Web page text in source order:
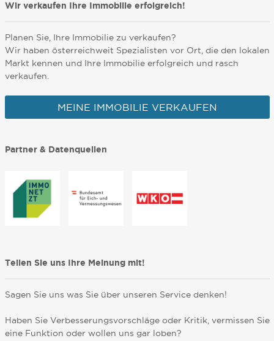
Wir verkaufen Ihre Immobilie erfolgreich!
Planen Sie, Ihre Immobilie zu verkaufen?
Wir haben österreichweit Spezialisten vor Ort, die den lokalen
Markt kennen und Ihre Immobilie erfolgreich und rasch
verkaufen.
MEINE IMMOBILIE VERKAUFEN
Partner & Datenquellen
Teilen Sie uns Ihre Meinung mit!
Sagen Sie uns was Sie über unseren Service denken!
Haben Sie Verbesserungsvorschläge oder Kritik, vermissen Sie
eine Funktion oder wollen uns gar loben?